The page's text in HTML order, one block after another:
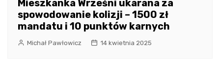
Mieszkanka Wrześni ukarana za
spowodowanie kolizji – 1500 zł
mandatu i 10 punktów karnych
Michał Pawłowicz 14 kwietnia 2025